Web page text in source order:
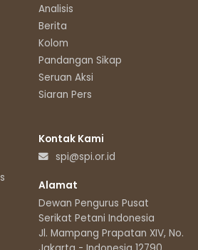
Analisis
Berita
Kolom
Pandangan Sikap
Seruan Aksi
Siaran Pers
Kontak Kami
spi@spi.or.id
Alamat
Dewan Pengurus Pusat
Serikat Petani Indonesia
Jl. Mampang Prapatan XIV, No.11